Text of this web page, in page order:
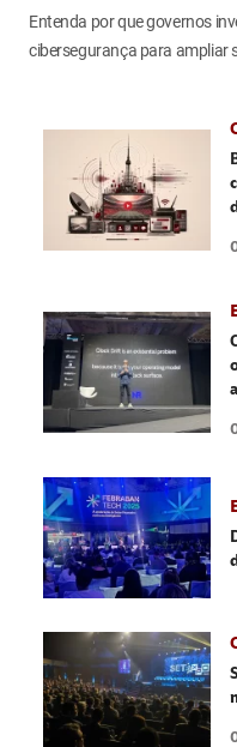
Entenda por que governos
cibersegurança para ampliar